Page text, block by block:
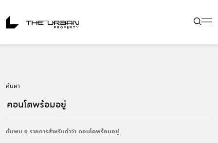
ค้นหา
ค้นพบ 0 รายการสำหรับคำว่า คอนโดพร้อมอยู่